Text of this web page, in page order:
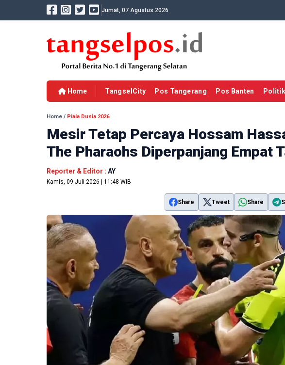
Jumat, 07 Agustus 2026
Home TangselCity Pos Tangerang Pos Banten Politik
Home / Piala Dunia 2026
Mesir Tetap Percaya Hossam
The Pharaohs Diperpanjang Empat
Reporter & Editor : AY
Kamis, 09 Juli 2026 | 11:48 WIB
Share Tweet Share